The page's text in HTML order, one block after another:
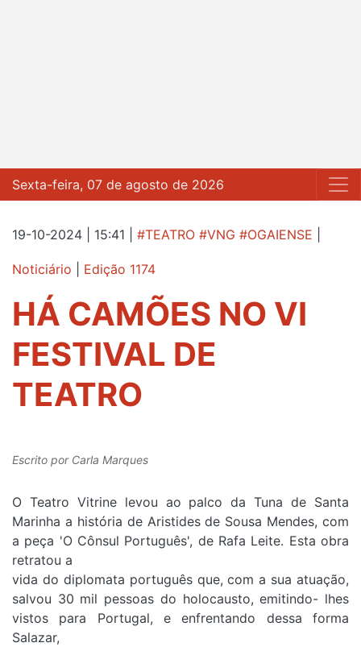
Sexta-feira, 07 de agosto de 2026
19-10-2024 | 15:41 #TEATRO #VNG #OGAIENSE
Noticiário Edição 1174
HÁ CAMÕES NO VI
FESTIVAL DE
TEATRO
Escrito por Carla Marques
O Teatro Vitrine levou ao palco da Tuna de Santa
Marinha a história de Aristides de Sousa Mendes, com
a peça 'O Cônsul Português', de Rafa Leite. Esta obra
retratou a
vida do diplomata português que, com a sua atuação,
salvou 30 mil pessoas do holocausto, emitindo- lhes
vistos para Portugal, e enfrentando dessa forma
Salazar,